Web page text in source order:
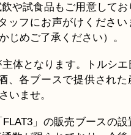
や試食品もご用意してお
ッフにお声がけください
じめご了承ください）。
体となります。トルシエ
、各ブースで提供された
いませ。
」の販売ブースの設